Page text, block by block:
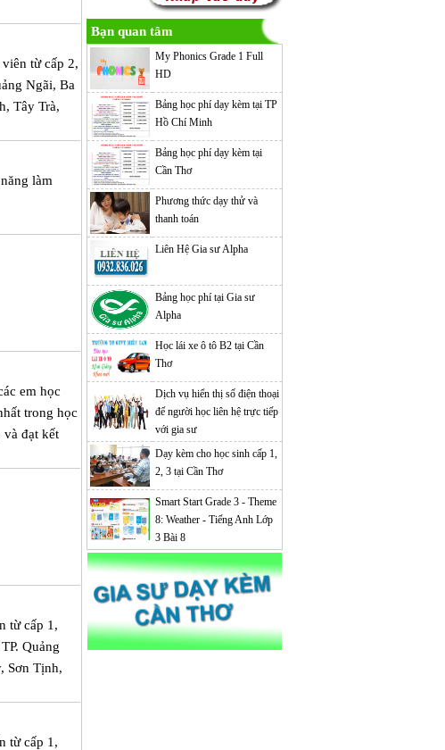
từ cấp 2,
Ngãi, Ba
Tây Trà,
làm
em học
trong học
và đạt kết
từ cấp 1,
Quảng
Sơn Tịnh,
từ cấp 1,
Bạn quan tâm
My Phonics Grade 1 Full
HD
Bảng học phí dạy kèm tại TP
Hồ Chí Minh
Bảng học phí dạy kèm tại
Cần Thơ
Phương thức dạy thử và
thanh toán
Liên Hệ Gia sư Alpha
Bảng học phí tại Gia sư
Alpha
Học lái xe ô tô B2 tại Cần
Thơ
Dịch vụ hiển thị số điện thoại
để người học liên hệ trực tiếp
với gia sư
Dạy kèm cho học sinh cấp 1,
2, 3 tại Cần Thơ
Smart Start Grade 3 - Theme
8: Weather - Tiếng Anh Lớp
3 Bài 8